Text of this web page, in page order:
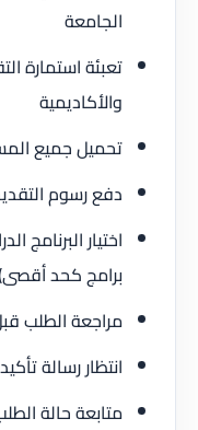
الجامعة
تعبئة استمارة
والأكاديمية
تحميل جميع
دفع رسوم
اختيار البرنامج
برامج كحد
مراجعة الطلب
انتظار رسالة
متابعة حالة